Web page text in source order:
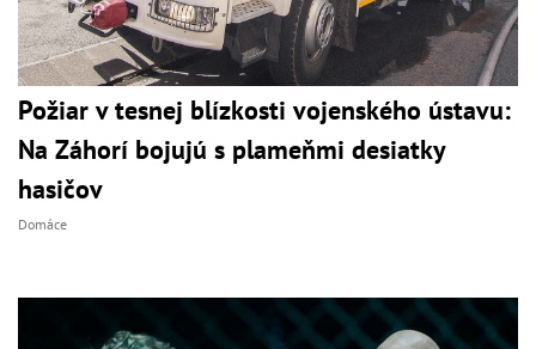
Požiar v tesnej blízkosti vojenského ústavu:
Na Záhorí bojujú s plameňmi desiatky
hasičov
Domáce